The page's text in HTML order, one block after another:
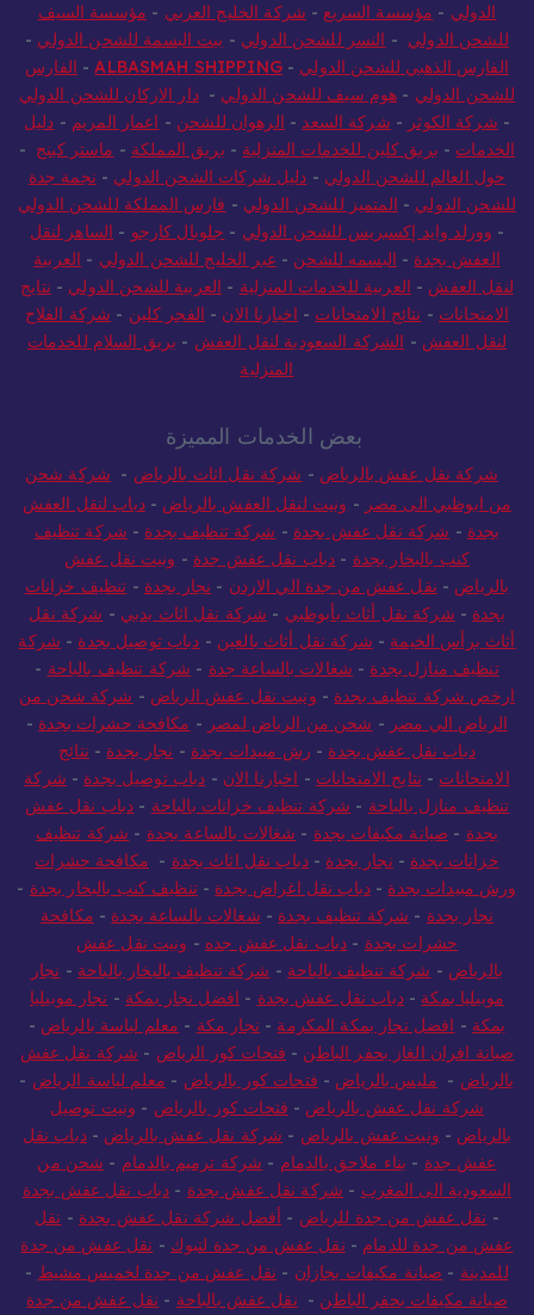
الدولي - مؤسسة السريع - شركة الخليج العربي - مؤسسة السيف
للشحن الدولي - النسر للشحن الدولي - بيت البسمة للشحن الدولي -
الفارس الذهبي للشحن الدولي -
ALBASMAH SHIPPING
- الفارس
للشحن الدولي - هوم سيف للشحن الدولي -دار الاركان للشحن الدولي
- شركة الكوثر - شركة السعد - الرهوان للشحن - اعمار المريم - دليل
الخدمات - بريق كلين للخدمات المنزلية - بريق المملكة - ماستر كينج -
حول العالم للشحن الدولي - دليل شركات الشحن الدولي - نجمة جدة
للشحن الدولي - المتميز للشحن الدولي - فارس المملكة للشحن الدولي
- وورلد وايد إكسبريس للشحن الدولي - جلوبال كارجو - الساهر لنقل
العفش بجدة - البسمه للشحن - عبر الخليج للشحن الدولي - العربية
لنقل العفش - العربية للخدمات المنزلية - العربية للشحن الدولي - نتايج
الامتحانات - نتائج الامتحانات - اخبارنا الان - الفجر كلين - شركة الفلاح
لنقل العفش - الشركة السعودية لنقل العفش - بريق السلام للخدمات
المنزلية
بعض الخدمات المميزة
شركة نقل عفش بالرياض - شركة نقل اثاث بالرياض - شركة شحن
من ابوظبي الى مصر - ونيت لنقل العفش بالرياض -دباب لنقل العفش
بجدة - شركة نقل عفش بجدة - شركة تنظيف بجدة - شركة تنظيف
كنب بالبخار بجدة - دباب نقل عفش جدة - ونيت نقل عفش
بالرياض - نقل عفش من جدة الي الاردن - نجار بجدة - تنظيف خزانات
بجدة - شركة نقل أثاث بأبوظبي - شركة نقل اثاث بدبي - شركة نقل
أثاث برأس الخيمة - شركة نقل أثاث بالعين - دباب توصيل بجدة - شركة
تنظيف منازل بجدة - شغالات بالساعة جدة - شركة تنظيف بالباحة -
ارخص شركة تنظيف بجدة - ونيت نقل عفش الرياض - شركة شحن من
الرياض الي مصر - شحن من الرياض لمصر - مكافحة حشرات بجدة -
دباب نقل عفش بجدة - رش مبيدات بجدة - نجار بجدة - نتائج
الامتحانات - نتايج الامتحانات - اخبارنا الان - دباب توصيل بجدة - شركة
تنظيف منازل بالباحة - شركة تنظيف خزانات بالباحة - دباب نقل عفش
بجدة - صيانة مكيفات بجدة - شغالات بالساعة بجدة - شركة تنظيف
خزانات بجدة - نجار بجدة - دباب نقل اثاث بجدة - مكافحة حشرات
ورش مبيدات بجدة -دباب نقل اغراض بجدة -تنظيف كنب بالبخار بجدة -
نجار بجدة - شركة تنظيف بجدة - شغالات بالساعة بجدة - مكافحة
حشرات بجدة - دباب نقل عفش جده - ونيت نقل عفش
بالرياض - شركة تنظيف بالباحة - شركة تنظيف بالبخار بالباحة - نجار
موبيليا بمكة -دباب نقل عفش بجدة - افضل نجار بمكة - نجار موبيليا
بمكة - افضل نجار بمكة المكرمة - نجار مكة - معلم لياسة بالرياض -
صيانة افران الغاز بحفر الباطن - فتحات كور الرياض - شركة نقل عفش
بالرياض - مليس بالرياض - فتحات كور بالرياض - معلم لياسة الرياض -
شركة نقل عفش بالرياض - فتحات كور بالرياض - ونيت توصيل
بالرياض - ونيت عفش بالرياض - شركة نقل عفش بالرياض -دباب نقل
عفش جدة - بناء ملاحق بالدمام - شركة ترميم بالدمام - شحن من
السعودية الى المغرب - شركة نقل عفش بجدة - دباب نقل عفش بجدة
- نقل عفش من جدة للرياض - أفضل شركة نقل عفش بجدة - نقل
عفش من جدة للدمام - نقل عفش من جدة لتبوك - نقل عفش من جدة
للمدينة - صيانة مكيفات بجازان - نقل عفش من جدة لخميس مشيط -
صيانة مكيفات بحفر الباطن - نقل عفش بالباحة - نقل عفش من جدة